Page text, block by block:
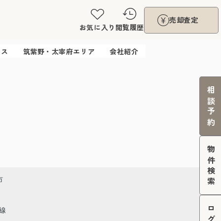
お気に入り 閲覧履歴
売却査定
筑紫野・太宰府エリア 会社紹介
相談予約
物件検索